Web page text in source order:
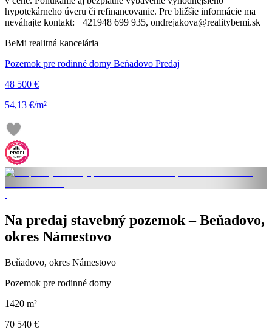
hypotekárneho úveru či refinancovanie. Pre bližšie informácie ma
neváhajte kontakt: +421948 699 935, ondrejakova@realitybemi.sk
BeMi realitná kancelária
Pozemok pre rodinné domy Beňadovo Predaj
48 500 €
54,13 €/m²
Na predaj stavebný pozemok – Beňadovo,
okres Námestovo
Beňadovo, okres Námestovo
Pozemok pre rodinné domy
1420 m²
70 540 €